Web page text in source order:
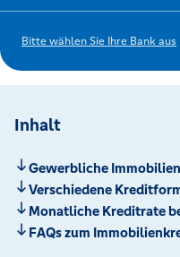
Bitte wählen Sie Ihre Bank aus
Inhalt
Gewerbliche
Verschiedene
Monatliche Kreditrate
FAQs zum